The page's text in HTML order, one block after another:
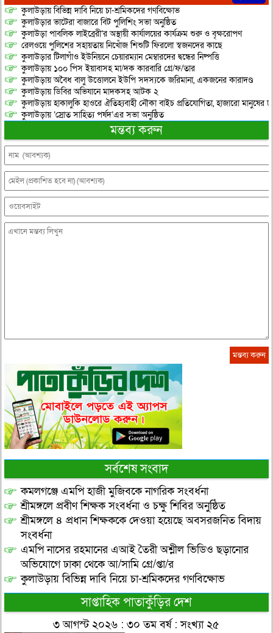
কুলাউড়ায় বিভিন্ন দাবি নিয়ে চা-শ্রমিকদের গণবিক্ষোভ
কুলাউড়ার ভাটেরা বাজারে বিট পুলিশিং সভা অনুষ্ঠিত
কুলাউড়া পাবলিক লাইব্রেরী’র অস্থায়ী কার্যালয়ের কার্যক্রম শুরু ও বৃক্ষরোপণ
রেলওয়ে পুলিশের সহায়তায় নিখোঁজ শিশুটি ফিরলো স্বজনদের কাছে
কুলাউড়ার টিলাগাঁও ইউনিয়নে চেয়ারম্যান মেম্বারদের দ্বন্ধের নিষ্পত্তি
কুলাউড়ায় ১০০ পিস ইয়াবাসহ মা/দক কারবারি গ্রে/ফ/তার
কুলাউড়ায় অবৈধ বালু উত্তোলনে ইউপি সদস্যকে জরিমানা, একজনের কারাদণ্ড
কুলাউড়ায় ডিবির অভিযানে মাদকসহ আটক ২
কুলাউড়ায় হাকালুকি হাওরে ঐতিহ্যবাহী নৌকা বাইচ প্রতিযোগিতা, হাজারো মানুষের
কুলাউড়ায় ‘স্রোত সাহিত্য পর্ষদ’এর সভা অনুষ্ঠিত
মন্তব্য করুন
সর্বশেষ সংবাদ
কমলগঞ্জে এমপি হাজী মুজিবকে নাগরিক সংবর্ধনা
শ্রীমঙ্গলে প্রবীণ শিক্ষক সংবর্ধনা ও চক্ষু শিবির অনুষ্ঠিত
শ্রীমঙ্গলে ৪ প্রধান শিক্ষককে দেওয়া হয়েছে অবসরজনিত বিদায়
সংবর্ধনা
এমপি নাসের রহমানের এআই তৈরী অশ্লীল ভিডিও ছড়ানোর
অভিযোগে ঢাকা থেকে আ/সামি গ্রে/প্তা/র
কুলাউড়ায় বিভিন্ন দাবি নিয়ে চা-শ্রমিকদের গণবিক্ষোভ
সাপ্তাহিক পাতাকুঁড়ির দেশ
৩ আগস্ট ২০২৬ : ৩০ তম বর্ষ : সংখ্যা ২৫